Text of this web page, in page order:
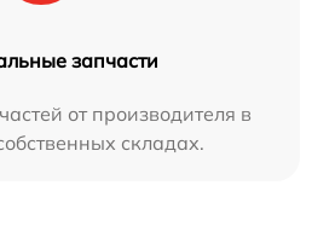
запчасти
от производителя в
складах.